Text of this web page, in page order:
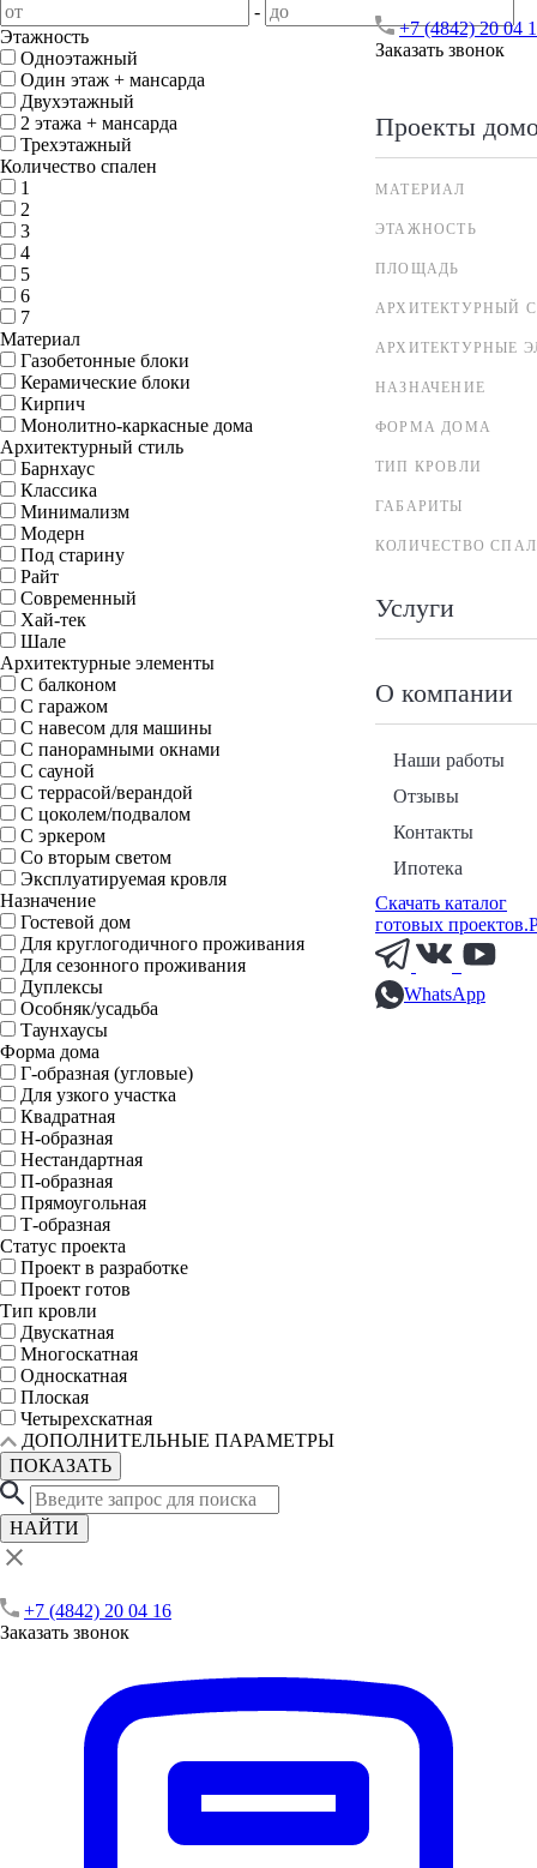
+7 (4842) 20 04
Заказать звонок
Проекты
МАТЕРИАЛ
ЭТАЖНОСТЬ
ПЛОЩАДЬ
АРХИТЕКТУРНЫЙ
АРХИТЕКТУРНЫЕ
НАЗНАЧЕНИЕ
ФОРМА ДОМА
ТИП КРОВЛИ
ГАБАРИТЫ
КОЛИЧЕСТВО
Услуги
О компании
Наши работы
Отзывы
Контакты
Ипотека
Скачать каталог
готовых
WhatsApp
-
Этажность
Одноэтажный
Один этаж + мансарда
Двухэтажный
2 этажа + мансарда
Трехэтажный
Количество спален
1
2
3
4
5
6
7
Материал
Газобетонные блоки
Керамические блоки
Кирпич
Монолитно-каркасные дома
Архитектурный стиль
Барнхаус
Классика
Минимализм
Модерн
Под старину
Райт
Современный
Хай-тек
Шале
Архитектурные элементы
С балконом
С гаражом
С навесом для машины
С панорамными окнами
С сауной
С террасой/верандой
С цоколем/подвалом
С эркером
Со вторым светом
Эксплуатируемая кровля
Назначение
Гостевой дом
Для круглогодичного проживания
Для сезонного проживания
Дуплексы
Особняк/усадьба
Таунхаусы
Форма дома
Г-образная (угловые)
Для узкого участка
Квадратная
Н-образная
Нестандартная
П-образная
Прямоугольная
Т-образная
Статус проекта
Проект в разработке
Проект готов
Тип кровли
Двускатная
Многоскатная
Односкатная
Плоская
Четырехскатная
ДОПОЛНИТЕЛЬНЫЕ ПАРАМЕТРЫ
ПОКАЗАТЬ
НАЙТИ
+7 (4842) 20 04 16
Заказать звонок